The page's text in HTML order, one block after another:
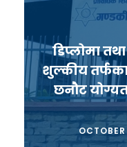
डिप्लोमा
शुल्कीय तर्फका
छनौट